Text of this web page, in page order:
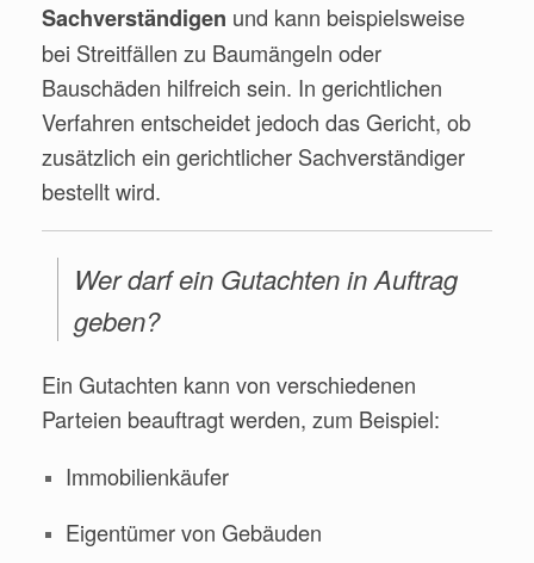
Sachverständigen und kann beispielsweise
bei Streitfällen zu Baumängeln oder
Bauschäden hilfreich sein. In gerichtlichen
Verfahren entscheidet jedoch das Gericht, ob
zusätzlich ein gerichtlicher Sachverständiger
bestellt wird.
Wer darf ein Gutachten in Auftrag
geben?
Ein Gutachten kann von verschiedenen
Parteien beauftragt werden, zum Beispiel:
Immobilienkäufer
Eigentümer von Gebäuden